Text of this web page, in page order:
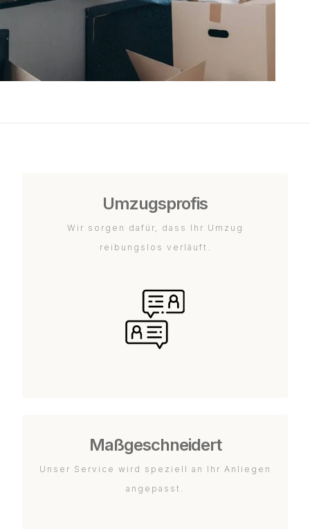
Umzugsprofis
Wir sorgen dafür, dass Ihr Umzug
reibungslos verläuft.
Maßgeschneidert
Unser Service wird speziell an Ihr Anliegen
angepasst.